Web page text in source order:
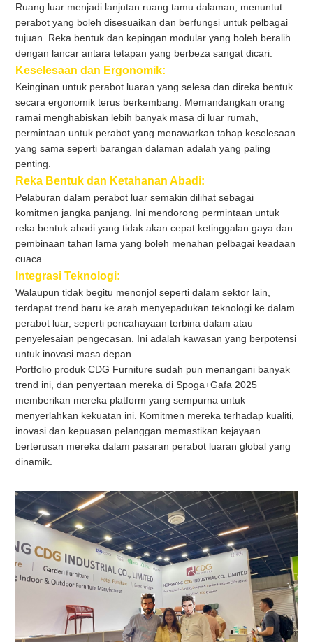
Ruang luar menjadi lanjutan ruang tamu dalaman, menuntut
perabot yang boleh disesuaikan dan berfungsi untuk pelbagai
tujuan. Reka bentuk dan kepingan modular yang boleh beralih
dengan lancar antara tetapan yang berbeza sangat dicari.
Keselesaan dan Ergonomik:
Keinginan untuk perabot luaran yang selesa dan direka bentuk
secara ergonomik terus berkembang. Memandangkan orang
ramai menghabiskan lebih banyak masa di luar rumah,
permintaan untuk perabot yang menawarkan tahap keselesaan
yang sama seperti barangan dalaman adalah yang paling
penting.
Reka Bentuk dan Ketahanan Abadi:
Pelaburan dalam perabot luar semakin dilihat sebagai
komitmen jangka panjang. Ini mendorong permintaan untuk
reka bentuk abadi yang tidak akan cepat ketinggalan gaya dan
pembinaan tahan lama yang boleh menahan pelbagai keadaan
cuaca.
Integrasi Teknologi:
Walaupun tidak begitu menonjol seperti dalam sektor lain,
terdapat trend baru ke arah menyepadukan teknologi ke dalam
perabot luar, seperti pencahayaan terbina dalam atau
penyelesaian pengecasan. Ini adalah kawasan yang berpotensi
untuk inovasi masa depan.
Portfolio produk CDG Furniture sudah pun menangani banyak
trend ini, dan penyertaan mereka di Spoga+Gafa 2025
memberikan mereka platform yang sempurna untuk
menyerlahkan kekuatan ini. Komitmen mereka terhadap kualiti,
inovasi dan kepuasan pelanggan memastikan kejayaan
berterusan mereka dalam pasaran perabot luaran global yang
dinamik.